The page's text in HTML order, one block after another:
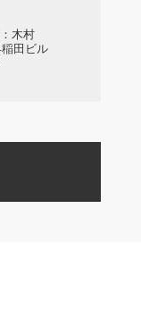
木村
田ビル